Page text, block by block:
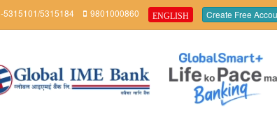
5315101/5315184 9801000860 ENGLISH Create Free